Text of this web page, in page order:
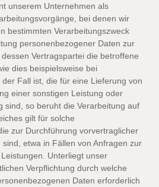
unserem Unternehmen als
bei denen wir
bestimmten Verarbeitungszweck
personenbezogener Daten zur
Vertragspartei die betroffene
dies beispielsweise bei
Fall ist, die für eine Lieferung von
einer sonstigen Leistung oder
sind, so beruht die Verarbeitung auf
gilt für solche
zur Durchführung vorvertraglicher
etwa in Fällen von Anfragen zur
Unterliegt unser
Verpflichtung durch welche
Daten erforderlich